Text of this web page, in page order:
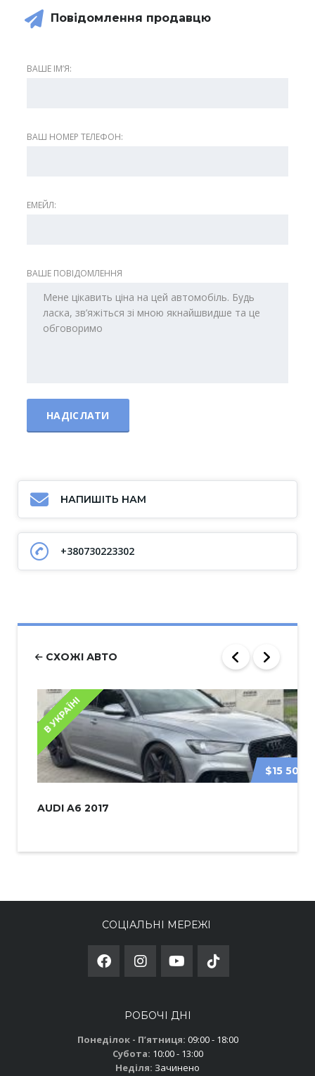
Повідомлення продавцю
ВАШЕ ІМʼЯ:
ВАШ НОМЕР ТЕЛЕФОН:
ЕМЕЙЛ:
ВАШЕ ПОВІДОМЛЕННЯ
НАПИШІТЬ НАМ
+380730223302
СХОЖІ АВТО
В УКРАЇНІ
$15 500
AUDI A6 2017
СОЦІАЛЬНІ МЕРЕЖІ
РОБОЧІ ДНІ
Понеділок - Пʼятниця: 09:00 - 18:00
Субота: 10:00 - 13:00
Неділя: Зачинено